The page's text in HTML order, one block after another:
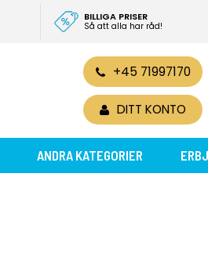
BILLIGA PRISER
Så att alla har råd!
+45 71997170
DITT KONTO
ANDRA KATEGORIER